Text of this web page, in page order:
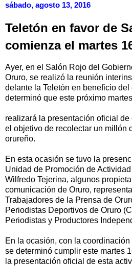
sábado, agosto 13, 2016
Teletón en favor de
comienza el martes
Ayer, en el Salón Rojo del
Oruro, se realizó la reunión
delante la Teletón en beneficio
determinó que este próximo
realizará la presentación oficial
el objetivo de recolectar un millón
orureño.
En esta ocasión se tuvo la
Unidad de Promoción de
Wilfredo Tejerina, algunos
comunicación de Oruro,
Trabajadores de la Prensa de
Periodistas Deportivos de Oruro
Periodistas y Productores
En la ocasión, con la
se determinó cumplir este martes
la presentación oficial de esta